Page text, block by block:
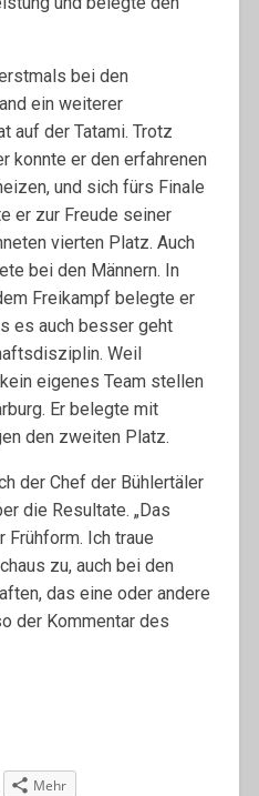
bei den
ein weiterer
auf der Tatami. Trotz
konnte er den erfahrenen
und sich fürs Finale
er zur Freude seiner
vierten Platz. Auch
bei den Männern. In
Freikampf belegte er
es auch besser geht
Weil
eigenes Team stellen
Er belegte mit
den zweiten Platz.
der Chef der Bühlertäler
die Resultate. „Das
Frühform. Ich traue
zu, auch bei den
das eine oder andere
der Kommentar des
Mehr